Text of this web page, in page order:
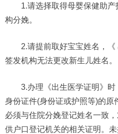
1.请选择取得母婴保健助
构分娩。
2.请提前取好宝宝姓名，《
签发机构无法更改新生儿姓名。
3.办理《出生医学证明》
身份证件(身份证或护照等)的原
必须与住院分娩登记姓名一致
供户口登记机关的相关证明。